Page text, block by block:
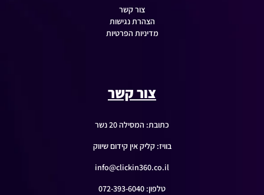
צור קשר
הצהרת נגישות
מדיניות הפרטיות
צור קשר
כתובת: המסילה 20 נשר
בוויז: קליק אין קידום שיווק
info@clickin360.co.il
טלפון: 072-393-6040